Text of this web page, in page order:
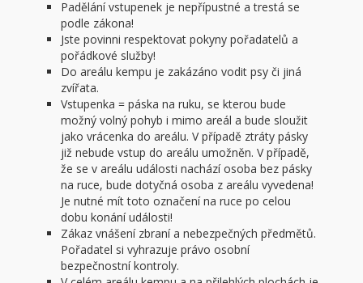
Padělání vstupenek je nepřípustné a trestá se
podle zákona!
Jste povinni respektovat pokyny pořadatelů a
pořádkové služby!
Do areálu kempu je zakázáno vodit psy či jiná
zvířata.
Vstupenka = páska na ruku, se kterou bude
možný volný pohyb i mimo areál a bude sloužit
jako vrácenka do areálu. V případě ztráty pásky
již nebude vstup do areálu umožněn. V případě,
že se v areálu události nachází osoba bez pásky
na ruce, bude dotyčná osoba z areálu vyvedena!
Je nutné mít toto označení na ruce po celou
dobu konání události!
Zákaz vnášení zbraní a nebezpečných předmětů.
Pořadatel si vyhrazuje právo osobní
bezpečnostní kontroly.